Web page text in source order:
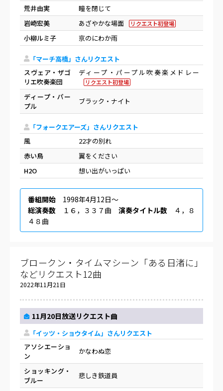
荒井由実
瞳を閉じて
岩崎宏美
あざやかな場面 リクエスト初登場
小柳ルミ子 京のにわか雨
「マーチ高橋」さんリクエスト
スヴェア・ザゴ
リエ吹奏楽団
ディープ・パープル吹奏楽メドレー
リクエスト初登場
ディープ・パー
プル
ブラック・ナイト
「フォークエアーズ」さんリクエスト
風
22才の別れ
赤い鳥
翼をください
H2O
想い出がいっぱい
番組開始 1998年4月12日〜
総演奏数 １６，３３７曲 演奏タイトル数 ４，８
４８曲
ブロークン・タイムマシーン「ある日渚に」
などリクエスト12曲
2022年11月21日
11月20日放送リクエスト曲
「イッツ・ショウタイム」さんリクエスト
アソシエーショ
ン
かなわぬ恋
ショッキング・
ブルー
悲しき鉄道員